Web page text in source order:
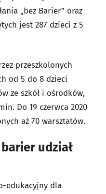
„bez Barier” oraz
jest 287 dzieci z 5
przeszkolonych
od 5 do 8 dzieci
ze szkół i ośrodków,
Do 19 czerwca 2020
aż 70 warsztatów.
udział
edukacyjny dla